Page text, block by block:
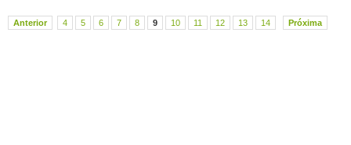
Anterior 4 5 6 7 8 9 10 11 12 13 14 Próxima